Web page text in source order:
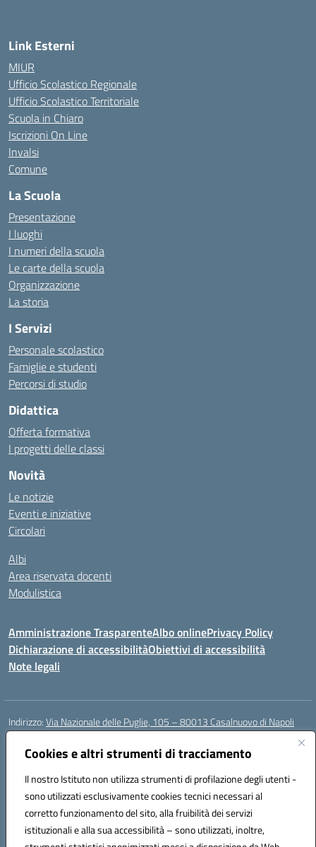
Cookies e altri strumenti di tracciamento
Il nostro Istituto non utilizza strumenti di profilazione degli utenti -
sono utilizzati esclusivamente cookies tecnici necessari al
corretto funzionamento del sito, alla fruibilità dei servizi
istituzionali e alla sua accessibilità – sono utilizzati, inoltre,
Link Esterni
MIUR
Ufficio Scolastico Regionale
Ufficio Scolastico Territoriale
Scuola in Chiaro
Iscrizioni On Line
Invalsi
Comune
La Scuola
Presentazione
I luoghi
I numeri della scuola
Le carte della scuola
Organizzazione
La storia
I Servizi
Personale scolastico
Famiglie e studenti
Percorsi di studio
Didattica
Offerta formativa
I progetti delle classi
Novità
Le notizie
Eventi e iniziative
Circolari
Albi
Area riservata docenti
Modulistica
Amministrazione TrasparenteAlbo onlinePrivacy Policy
Dichiarazione di accessibilitàObiettivi di accessibilità
Note legali
Indirizzo:Via Nazionale delle Puglie, 105 – 80013 Casalnuovo di Napoli
Centralino:
Email:naee32300a@istruzione.it
Codice fiscale: 93007720639
Codice meccanografico:
NAEE32300A
Codice unico di fatturazione (CUF): UFDMFG